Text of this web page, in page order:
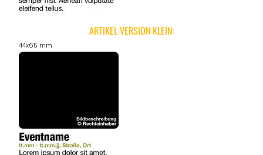
ARTIKEL VERSION KLEIN:
44x65 mm